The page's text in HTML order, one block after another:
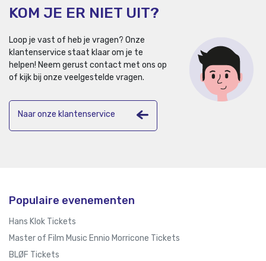
KOM JE ER NIET UIT?
Loop je vast of heb je vragen? Onze
klantenservice staat klaar om je te
helpen! Neem gerust contact met ons op
of kijk bij onze veelgestelde vragen.
Naar onze klantenservice
Populaire evenementen
Hans Klok Tickets
Master of Film Music Ennio Morricone Tickets
BLØF Tickets